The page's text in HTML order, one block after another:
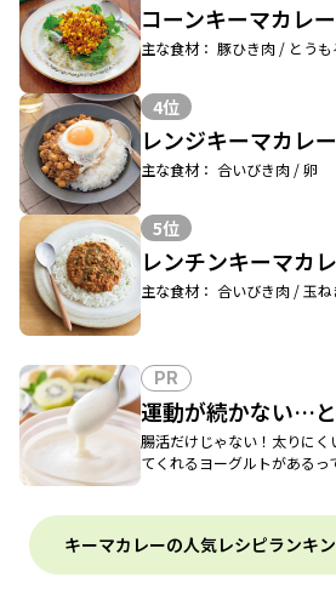
コーンキーマカレー
主な食材： 豚ひき肉 / とうも
4位
レンジキーマカレー
主な食材： 合いびき肉 / 卵
5位
レンチンキーマカ
主な食材： 合いびき肉 / 玉
PR
運動が続かない…
腸活だけじゃない！太りに
てくれるヨーグルトがあるっ
キーマカレーの人気レシピランキ